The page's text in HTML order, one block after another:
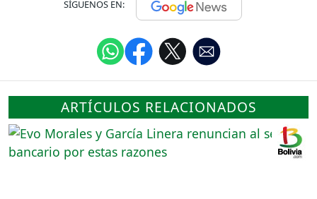
SÍGUENOS EN:
ARTÍCULOS RELACIONADOS